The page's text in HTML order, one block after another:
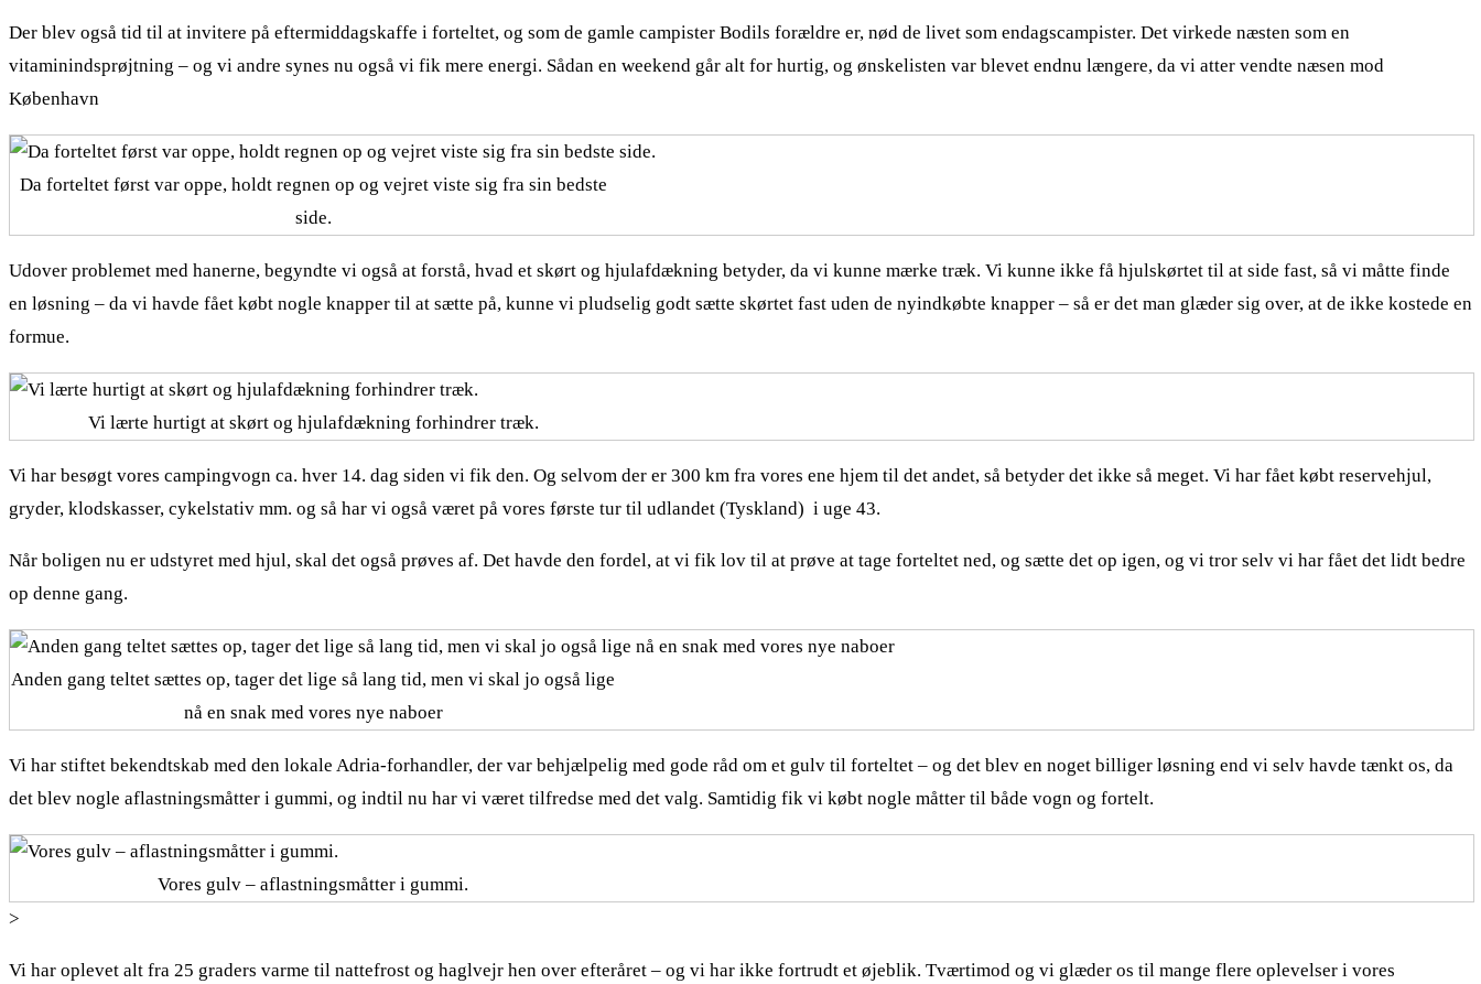
Der blev også tid til at invitere på eftermiddagskaffe i forteltet, og som de gamle campister Bodils forældre er, nød de livet som endagscampister. Det virkede næsten som en
vitaminindsprøjtning – og vi andre synes nu også vi fik mere energi. Sådan en weekend går alt for hurtig, og ønskelisten var blevet endnu længere, da vi atter vendte næsen mod
København
Da forteltet først var oppe, holdt regnen op og vejret viste sig fra sin bedste
side.
Udover problemet med hanerne, begyndte vi også at forstå, hvad et skørt og hjulafdækning betyder, da vi kunne mærke træk. Vi kunne ikke få hjulskørtet til at side fast, så vi måtte finde
en løsning – da vi havde fået købt nogle knapper til at sætte på, kunne vi pludselig godt sætte skørtet fast uden de nyindkøbte knapper – så er det man glæder sig over, at de ikke kostede en
formue.
Vi lærte hurtigt at skørt og hjulafdækning forhindrer træk.
Vi har besøgt vores campingvogn ca. hver 14. dag siden vi fik den. Og selvom der er 300 km fra vores ene hjem til det andet, så betyder det ikke så meget. Vi har fået købt reservehjul,
gryder, klodskasser, cykelstativ mm. og så har vi også været på vores første tur til udlandet (Tyskland) i uge 43.
Når boligen nu er udstyret med hjul, skal det også prøves af. Det havde den fordel, at vi fik lov til at prøve at tage forteltet ned, og sætte det op igen, og vi tror selv vi har fået det lidt bedre
op denne gang.
Anden gang teltet sættes op, tager det lige så lang tid, men vi skal jo også lige
nå en snak med vores nye naboer
Vi har stiftet bekendtskab med den lokale Adria-forhandler, der var behjælpelig med gode råd om et gulv til forteltet – og det blev en noget billiger løsning end vi selv havde tænkt os, da
det blev nogle aflastningsmåtter i gummi, og indtil nu har vi været tilfredse med det valg. Samtidig fik vi købt nogle måtter til både vogn og fortelt.
Vores gulv – aflastningsmåtter i gummi.
>
Vi har oplevet alt fra 25 graders varme til nattefrost og haglvejr hen over efteråret – og vi har ikke fortrudt et øjeblik. Tværtimod og vi glæder os til mange flere oplevelser i vores